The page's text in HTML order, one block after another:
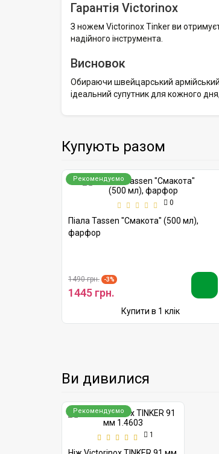
Гарантія Victorinox
З ножем Victorinox Tinker ви
надійного інструмента.
Висновок
Обираючи швейцарський армійський
ідеальний супутник для кожного
Купують разом
Рекомендуємо
0
Піала Tassen "Смакота" (500 мл),
фарфор
1490 грн. -3%
1445 грн.
Купити в 1 клік
Ви дивилися
Рекомендуємо
1